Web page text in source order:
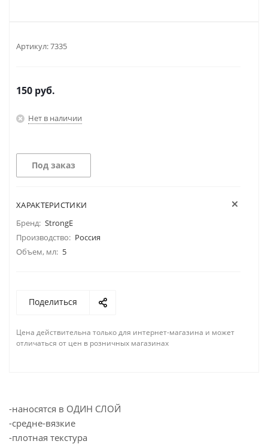
Артикул:7335
150 руб.
Нет в наличии
Под заказ
ХАРАКТЕРИСТИКИ
Бренд: StrongE
Производство: Россия
Объем, мл: 5
Поделиться
Цена действительна только для интернет-магазина и может
отличаться от цен в розничных магазинах
-наносятся в ОДИН СЛОЙ
-cредне-вязкие
-плотная текстура